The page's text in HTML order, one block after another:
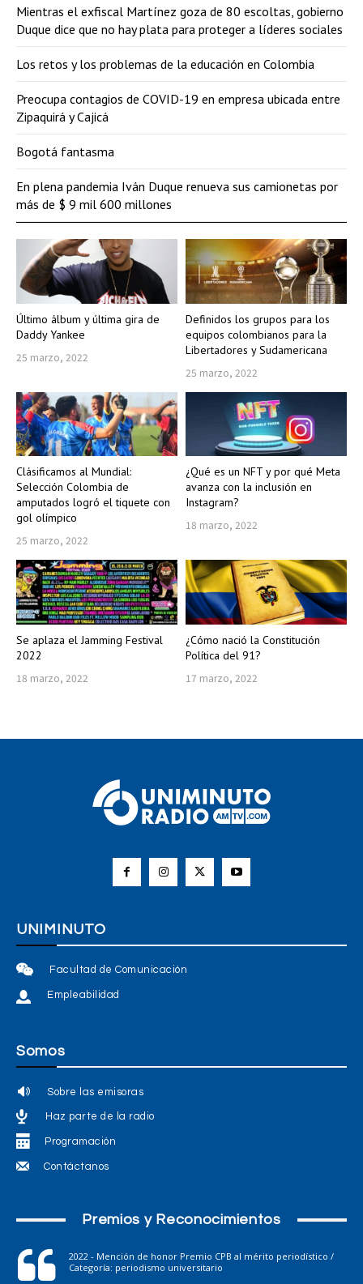
Último álbum y última gira de
Daddy Yankee
25 marzo, 2022
Definidos los grupos para los
equipos colombianos para la
Libertadores y Sudamericana
25 marzo, 2022
Clásificamos al Mundial:
Selección Colombia de
amputados logró el tiquete con
gol olímpico
25 marzo, 2022
¿Qué es un NFT y por qué Meta
avanza con la inclusión en
Instagram?
18 marzo, 2022
Se aplaza el Jamming Festival
2022
18 marzo, 2022
¿Cómo nació la Constitución
Política del 91?
17 marzo, 2022
Mientras el exfiscal Martínez goza de 80 escoltas, gobierno
Duque dice que no hay plata para proteger a líderes sociales
Los retos y los problemas de la educación en Colombia
Preocupa contagios de COVID-19 en empresa ubicada entre
Zipaquirá y Cajicá
Bogotá fantasma
En plena pandemia Iván Duque renueva sus camionetas por
más de $ 9 mil 600 millones
UNIMINUTO
Facultad de Comunicación
Empleabilidad
Somos
Sobre las emisoras
Haz parte de la radio
Programación
Contáctanos
Premios y Reconocimientos
2022 - Mención de honor Premio CPB al mérito periodístico /
Categoría: periodismo universitario